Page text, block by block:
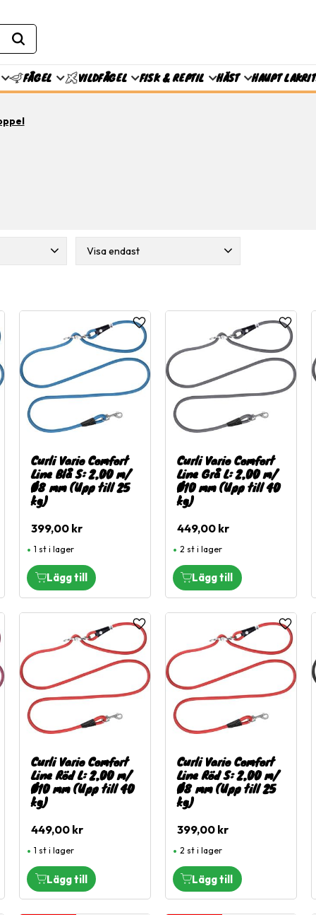
FÅGEL VILDFÅGEL FISK & REPTIL HÄST HAUPT
Visa endast
Curli Vario Comfort
Line Blå S: 2,00 m/
Ø8 mm (Upp till 25
kg)
399,00 kr
Lägg till i favoriter
1 st i lager
Curli Vario Comfort
Line Grå L: 2,00 m/
Ø10 mm (Upp till 40
kg)
449,00kr
Lägg
2 st i lager
Curli Vario Comfort
Line Röd L: 2,00 m/
Ø10 mm (Upp till 40
kg)
449,00 kr
Lägg till i favoriter
1 st i lager
Curli Vario Comfort
Line Röd S: 2,00 m/
Ø8 mm (Upp till 25
kg)
399,00kr
Lägg
2 st i lager